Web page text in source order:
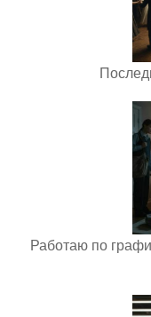
Работаю по